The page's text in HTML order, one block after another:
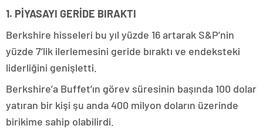
1. PİYASAYI GERİDE BIRAKTI
Berkshire hisseleri bu yıl yüzde 16 artarak S&P’nin
yüzde 7’lik ilerlemesini geride bıraktı ve endeksteki
liderliğini genişletti.
Berkshire’a Buffet’ın görev süresinin başında 100 dolar
yatıran bir kişi şu anda 400 milyon doların üzerinde
birikime sahip olabilirdi.